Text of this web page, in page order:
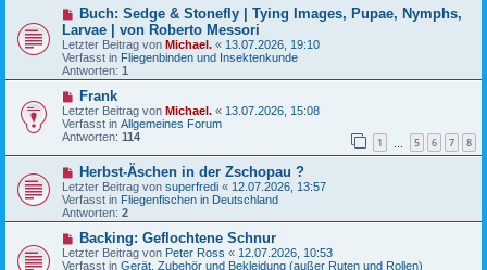
a
g
B
e
i
t
r
a
N
u
e
r
B
e
t
r
a
g
Buch: Sedge & Stonefly | Tying Images, Pupae, Nymphs,
Larvae | von Roberto Messori
Letzter Beitrag von Michael. « 13.07.2026, 19:10
Verfasst in Fliegenbinden und Insektenkunde
Antworten: 1
N
e
u
e
r
B
i
t
r
a
g
Frank
Letzter Beitrag von Michael. « 13.07.2026, 15:08
Verfasst in Allgemeines Forum
Antworten: 114 1 5 6 7 8
N
e
u
e
r
B
e
i
Herbst-Äschen in der Zschopau ?
Letzter Beitrag von superfredi « 12.07.2026, 13:57
Verfasst in Fliegenfischen in Deutschland
Antworten: 2
N
e
u
Backing: Geflochtene Schnur
Letzter Beitrag von Peter Ross « 12.07.2026, 10:53
Verfasst in Gerät, Zubehör und Bekleidung (außer Ruten und Rollen)